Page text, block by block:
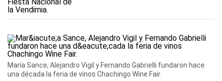
María Sance, Alejandro Vigil y Fernando Gabrielli fundaron hace
una década la feria de vinos Chachingo Wine Fair.